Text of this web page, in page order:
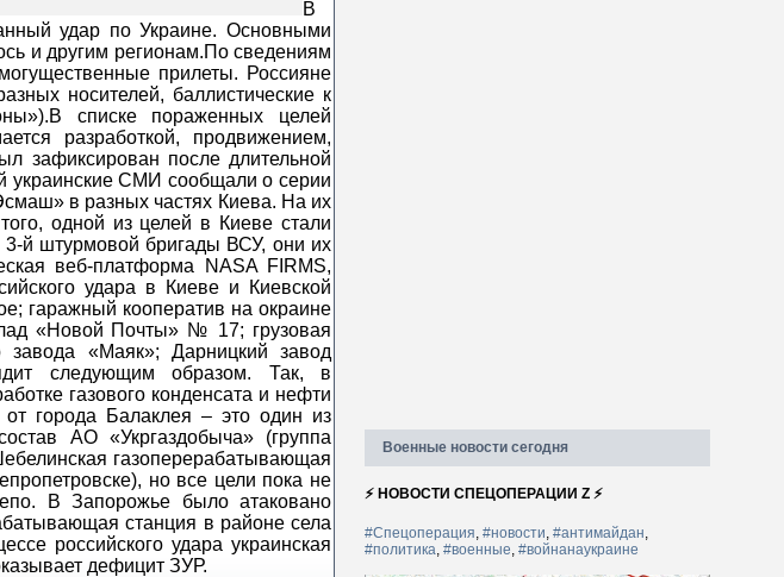
В
удар по Украине. Основными
и другим регионам.По сведениям
прилеты. Россияне
носителей, баллистические к
списке пораженных целей
разработкой, продвижением,
зафиксирован после длительной
украинские СМИ сообщали о серии
в разных частях Киева. На их
одной из целей в Киеве стали
й штурмовой бригады ВСУ, они их
веб-платформа NASA FIRMS,
удара в Киеве и Киевской
гаражный кооператив на окраине
«Новой Почты» № 17; грузовая
завода «Маяк»; Дарницкий завод
следующим образом. Так, в
газового конденсата и нефти
города Балаклея – это один из
АО «Укргаздобыча» (группа
газоперерабатывающая
но все цели пока не
В Запорожье было атаковано
станция в районе села
российского удара украинская
дефицит ЗУР.
Военные новости сегодня
⚡ НОВОСТИ СПЕЦОПЕРАЦИИ Z ⚡
#Спецоперация, #новости, #антимайдан,
#политика, #военные, #войнанаукраине